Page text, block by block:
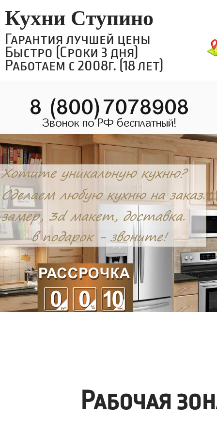
Кухни Ступино
Гарантия лучшей цены
Быстро (Сроки 3 дня)
Работаем с 2008г. (18 лет)
8 (800)7078908
Звонок по РФ бесплатный!
Рабочая